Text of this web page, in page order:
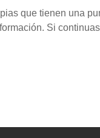
que tienen una
Si